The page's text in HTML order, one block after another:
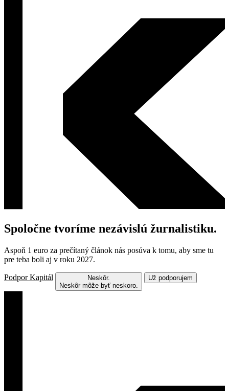
Spoločne tvoríme nezávislú žurnalistiku.
Aspoň 1 euro za prečítaný článok nás posúva k tomu, aby sme tu
pre teba boli aj v roku 2027.
Podpor Kapitál
Neskôr.
Neskôr môže byť neskoro.
Už podporujem